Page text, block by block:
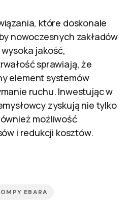
które doskonale
nowoczesnych zakładów
jakość,
sprawiają, że
element systemów
ruchu. Inwestując w
zyskują nie tylko
możliwość
i redukcji kosztów.
EBARA